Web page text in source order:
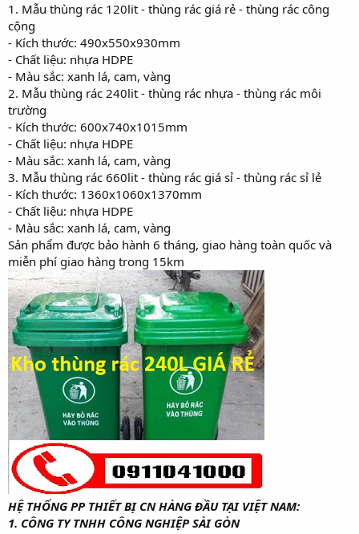
1. Mẫu thùng rác 120lit - thùng rác giá rẻ - thùng rác công
cộng
- Kích thước: 490x550x930mm
- Chất liệu: nhựa HDPE
- Màu sắc: xanh lá, cam, vàng
2. Mẫu thùng rác 240lit - thùng rác nhựa - thùng rác môi
trường
- Kích thước: 600x740x1015mm
- Chất liệu: nhựa HDPE
- Màu sắc: xanh lá, cam, vàng
3. Mẫu thùng rác 660lit - thùng rác giá sỉ - thùng rác sỉ lẻ
- Kích thước: 1360x1060x1370mm
- Chất liệu: nhựa HDPE
- Màu sắc: xanh lá, cam, vàng
Sản phẩm được bảo hành 6 tháng, giao hàng toàn quốc và
miễn phí giao hàng trong 15km
HỆ THỐNG PP THIẾT BỊ CN HÀNG ĐẦU TẠI VIỆT NAM:
1. CÔNG TY TNHH CÔNG NGHIỆP SÀI GÒN